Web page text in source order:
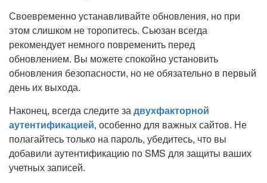
Своевременно устанавливайте обновления, но при
этом слишком не торопитесь. Сьюзан всегда
рекомендует немного повременить перед
обновлением. Вы можете спокойно установить
обновления безопасности, но не обязательно в первый
день их выхода.
Наконец, всегда следите задвухфакторной
аутентификацией, особенно для важных сайтов. Не
полагайтесь только на пароль, убедитесь, что вы
добавили аутентификацию по SMS для защиты ваших
учетных записей.